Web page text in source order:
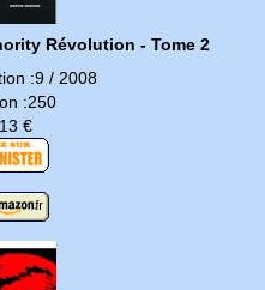
Révolution - Tome 2
:9 / 2008
:250
€